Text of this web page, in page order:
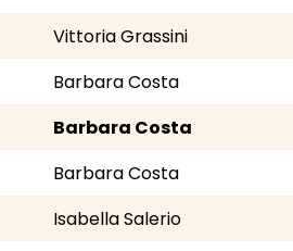
Vittoria Grassini
Barbara Costa
Barbara Costa
Barbara Costa
Isabella Salerio